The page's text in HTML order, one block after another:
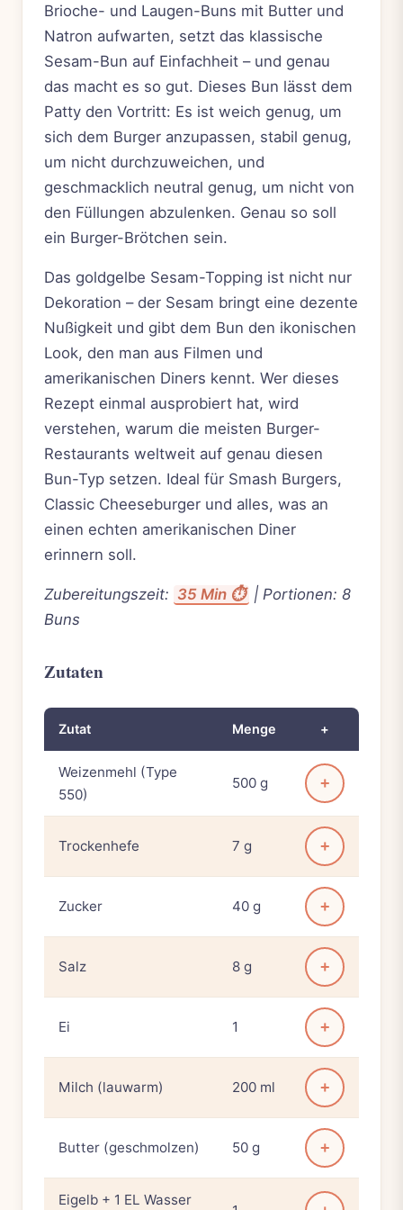
Brioche- und Laugen-Buns mit Butter und
Natron aufwarten, setzt das klassische
Sesam-Bun auf Einfachheit – und genau
das macht es so gut. Dieses Bun lässt dem
Patty den Vortritt: Es ist weich genug, um
sich dem Burger anzupassen, stabil genug,
um nicht durchzuweichen, und
geschmacklich neutral genug, um nicht von
den Füllungen abzulenken. Genau so soll
ein Burger-Brötchen sein.
Das goldgelbe Sesam-Topping ist nicht nur
Dekoration – der Sesam bringt eine dezente
Nußigkeit und gibt dem Bun den ikonischen
Look, den man aus Filmen und
amerikanischen Diners kennt. Wer dieses
Rezept einmal ausprobiert hat, wird
verstehen, warum die meisten Burger-
Restaurants weltweit auf genau diesen
Bun-Typ setzen. Ideal für Smash Burgers,
Classic Cheeseburger und alles, was an
einen echten amerikanischen Diner
erinnern soll.
Zubereitungszeit: 35 Min ⏱️ | Portionen: 8
Buns
Zutaten
Zutat Menge +
Weizenmehl (Type
550)
500 g +
Trockenhefe 7 g +
Zucker 40 g +
Salz 8 g +
Ei 1 +
Milch (lauwarm) 200 ml +
Butter (geschmolzen) 50 g +
Eigelb + 1 EL Wasser